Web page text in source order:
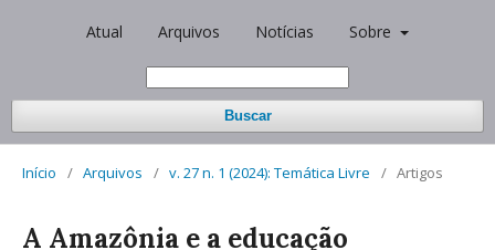
Atual Arquivos Notícias Sobre
Buscar
Início / Arquivos / v. 27 n. 1 (2024): Temática Livre / Artigos
A Amazônia e a educação